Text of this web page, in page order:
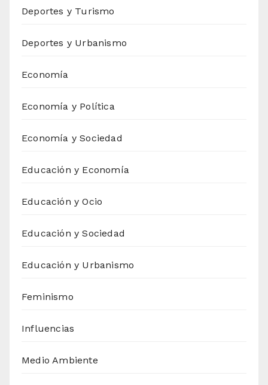
Deportes y Turismo
Deportes y Urbanismo
Economía
Economía y Política
Economía y Sociedad
Educación y Economía
Educación y Ocio
Educación y Sociedad
Educación y Urbanismo
Feminismo
Influencias
Medio Ambiente